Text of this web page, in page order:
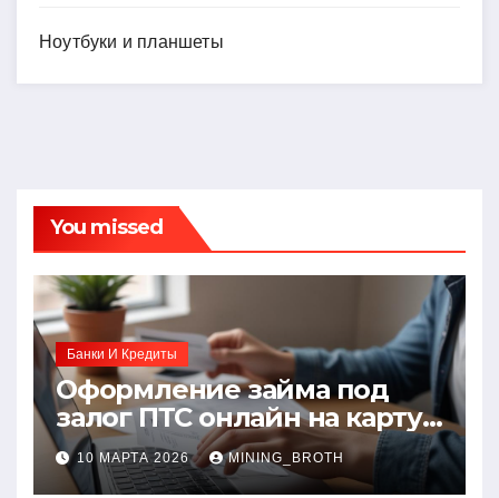
Ноутбуки и планшеты
You missed
Банки И Кредиты
Оформление займа под
залог ПТС онлайн на карту
без визита в офис: порядок,
требования и документы
10 МАРТА 2026 MINING_BROTH